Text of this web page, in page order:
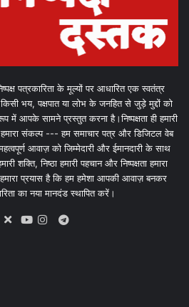
पत्रकारिता के मूल्यों पर आधारित एक स्वतंत्र
किसी भय, पक्षपात या लोभ के जनहित से जुड़े मुद्दों को
में आपके सामने प्रस्तुत करना है।निष्पक्षता ही हमारी
संकल्प --- हम समाचार पत्र और डिजिटल वेब
आवाज़ को जिम्मेदारी और ईमानदारी के साथ
शक्ति, निष्ठा हमारी पहचान और निष्पक्षता हमारा
प्रयास है कि हम हमेशा आपकी आवाज़ बनकर
का नया मानदंड स्थापित करें।
X
Telegram